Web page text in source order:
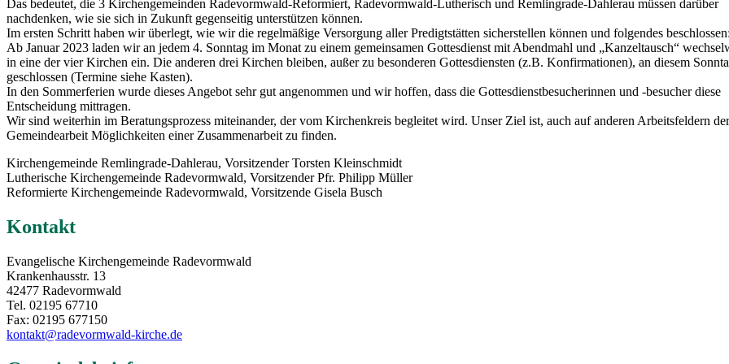
Das bedeutet, die 3 Kirchengemeinden Radevormwald-Reformiert, Radevormwald-Lutherisch und Remlingrade-Dahlerau müssen darüber
nachdenken, wie sie sich in Zukunft gegenseitig unterstützen können.
Im ersten Schritt haben wir überlegt, wie wir die regelmäßige Versorgung aller Predigtstätten sicherstellen können und folgendes beschlossen:
Ab Januar 2023 laden wir an jedem 4. Sonntag im Monat zu einem gemeinsamen Gottesdienst mit Abendmahl und „Kanzeltausch“
in eine der vier Kirchen ein. Die anderen drei Kirchen bleiben, außer zu besonderen Gottesdiensten (z.B. Konfirmationen), an diesem
geschlossen (Termine siehe Kasten).
In den Sommerferien wurde dieses Angebot sehr gut angenommen und wir hoffen, dass die Gottesdienstbesucherinnen und -besucher diese
Entscheidung mittragen.
Wir sind weiterhin im Beratungsprozess miteinander, der vom Kirchenkreis begleitet wird. Unser Ziel ist, auch auf anderen Arbeitsfeldern der
Gemeindearbeit Möglichkeiten einer Zusammenarbeit zu finden.
Kirchengemeinde Remlingrade-Dahlerau, Vorsitzender Torsten Kleinschmidt
Lutherische Kirchengemeinde Radevormwald, Vorsitzender Pfr. Philipp Müller
Reformierte Kirchengemeinde Radevormwald, Vorsitzende Gisela Busch
Kontakt
Evangelische Kirchengemeinde Radevormwald
Krankenhausstr. 13
42477 Radevormwald
Tel. 02195 67710
Fax: 02195 677150
kontakt@radevormwald-kirche.de